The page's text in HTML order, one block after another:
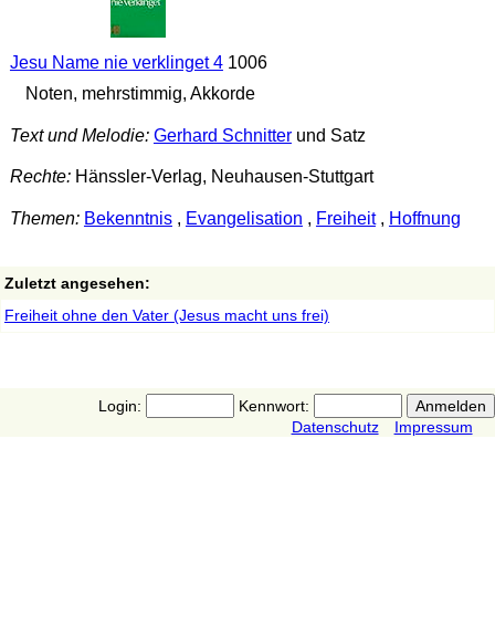
Jesu Name nie verklinget 41006
Noten, mehrstimmig, Akkorde
Text und Melodie: Gerhard Schnitterund Satz
Rechte:Hänssler-Verlag, Neuhausen-Stuttgart
Themen: Bekenntnis, Evangelisation , Freiheit, Hoffnung
Zuletzt angesehen:
Freiheit ohne den Vater (Jesus macht uns frei)
Login:
Kennwort:
Datenschutz
Impressum